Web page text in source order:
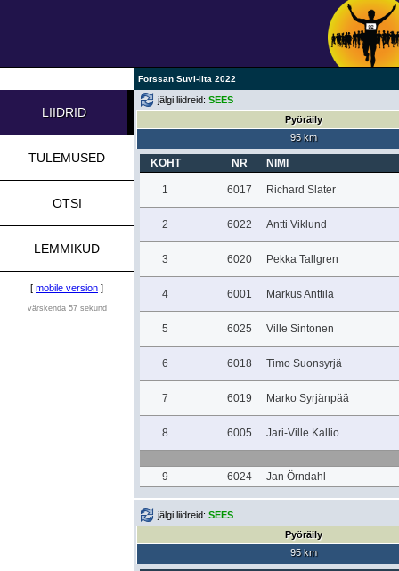
Forssan Suvi-ilta 2022
LIIDRID
TULEMUSED
OTSI
LEMMIKUD
[ mobile version ]
värskenda 57 sekund
jälgi liidreid: SEES
Pyöräily
95 km
KOHT NR NIMI
1 6017 Richard Slater
2 6022 Antti Viklund
3 6020 Pekka Tallgren
4 6001 Markus Anttila
5 6025 Ville Sintonen
6 6018 Timo Suonsyrjä
7 6019 Marko Syrjänpää
8 6005 Jari-Ville Kallio
9 6024 Jan Örndahl
jälgi liidreid: SEES
Pyöräily
95 km